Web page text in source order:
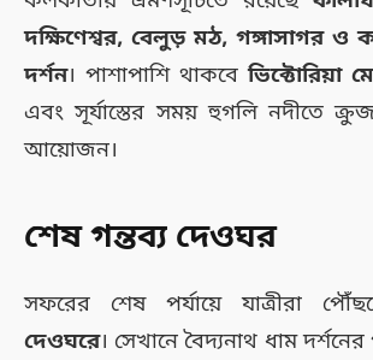
দক্ষিণেশ্বর, বেলুড় মঠ, গঙ্গাসাগর ও
দর্শন। পাশাপাশি থাকবেভিক্টোরিয়া
এবং সূর্যাস্তের সময় হুগলি নদীতে
আয়োজন।
শেষ গন্তব্য দেওঘর
সফরের শেষ পর্যায়ে যাত্রীরা
দেওঘরে। সেখানে বৈদ্যনাথ ধাম দর্শনের